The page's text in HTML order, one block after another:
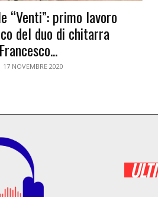
“Venti”: primo lavoro
del duo di chitarra
17 NOVEMBRE 2020